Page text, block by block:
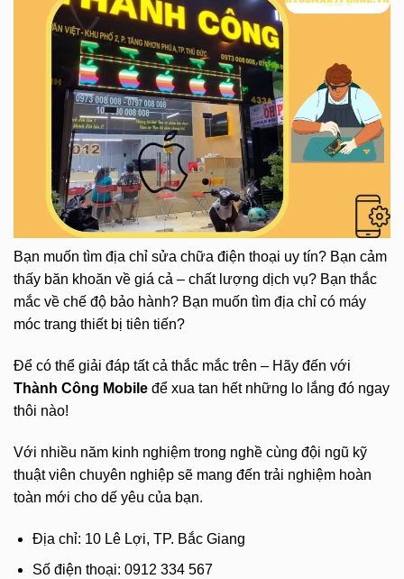
Bạn muốn tìm địa chỉ sửa chữa điện thoại uy tín? Bạn cảm
thấy băn khoăn về giá cả – chất lượng dịch vụ? Bạn thắc
mắc về chế độ bảo hành? Bạn muốn tìm địa chỉ có máy
móc trang thiết bị tiên tiến?
Để có thể giải đáp tất cả thắc mắc trên – Hãy đến với
Thành Công Mobile để xua tan hết những lo lắng đó ngay
thôi nào!
Với nhiều năm kinh nghiệm trong nghề cùng đội ngũ kỹ
thuật viên chuyên nghiệp sẽ mang đến trải nghiệm hoàn
toàn mới cho dế yêu của bạn.
Địa chỉ: 10 Lê Lợi, TP. Bắc Giang
Số điện thoại: 0912 334 567